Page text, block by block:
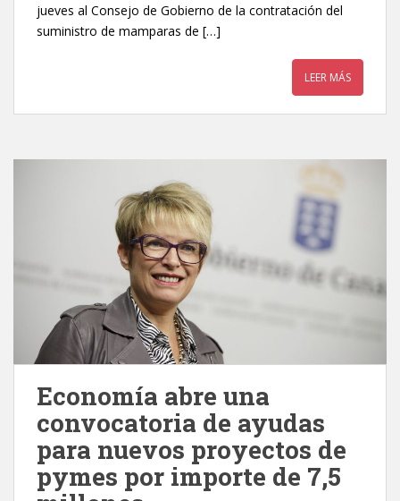
jueves al Consejo de Gobierno de la contratación del
suministro de mamparas de […]
LEER MÁS
Economía abre una
convocatoria de ayudas
para nuevos proyectos de
pymes por importe de 7,5